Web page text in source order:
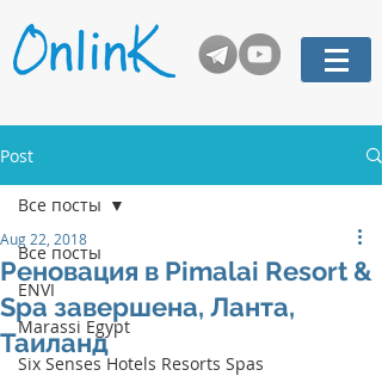
Post
Все посты
ENVI
Marassi Egypt
Six Senses Hotels Resorts Spas
Все посты
Реновация в Pimalai Resort &
Spa завершена, Ланта,
Таиланд
Aug 22, 2018